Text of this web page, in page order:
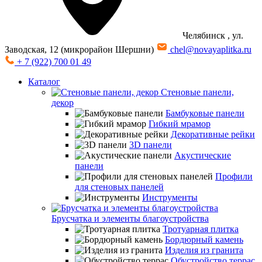
Челябинск , ул.
Заводская, 12 (микрорайон Шершни)
chel@novayaplitka.ru
+ 7 (922) 700 01 49
Каталог
Стеновые панели,
декор
Бамбуковые панели
Гибкий мрамор
Декоративные рейки
3D панели
Акустические
панели
Профили
для стеновых панелей
Инструменты
Брусчатка и элементы благоустройства
Тротуарная плитка
Бордюрный камень
Изделия из гранита